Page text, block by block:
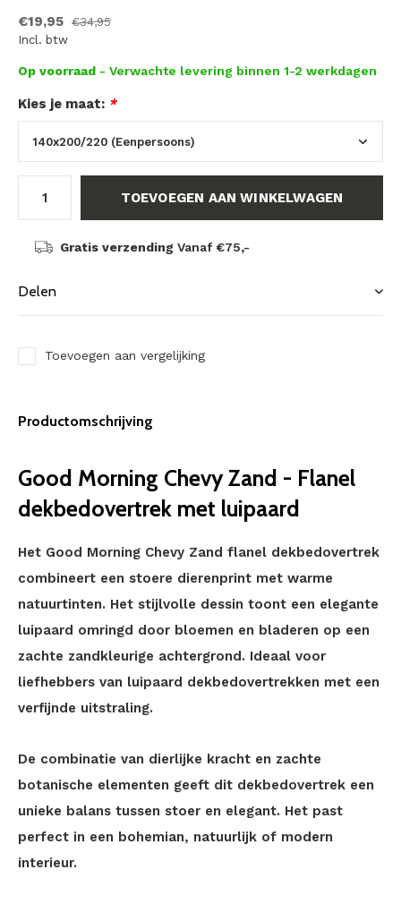
€19,95 €34,95
Incl. btw
Op voorraad - Verwachte levering binnen 1-2 werkdagen
Kies je maat: *
TOEVOEGEN AAN WINKELWAGEN
Gratis verzending Vanaf €75,-
Delen
Toevoegen aan vergelijking
Productomschrijving
Good Morning Chevy Zand - Flanel
dekbedovertrek met luipaard
Het Good Morning Chevy Zand flanel dekbedovertrek
combineert een stoere dierenprint met warme
natuurtinten. Het stijlvolle dessin toont een elegante
luipaard omringd door bloemen en bladeren op een
zachte zandkleurige achtergrond. Ideaal voor
liefhebbers van luipaard dekbedovertrekken met een
verfijnde uitstraling.
De combinatie van dierlijke kracht en zachte
botanische elementen geeft dit dekbedovertrek een
unieke balans tussen stoer en elegant. Het past
perfect in een bohemian, natuurlijk of modern
interieur.